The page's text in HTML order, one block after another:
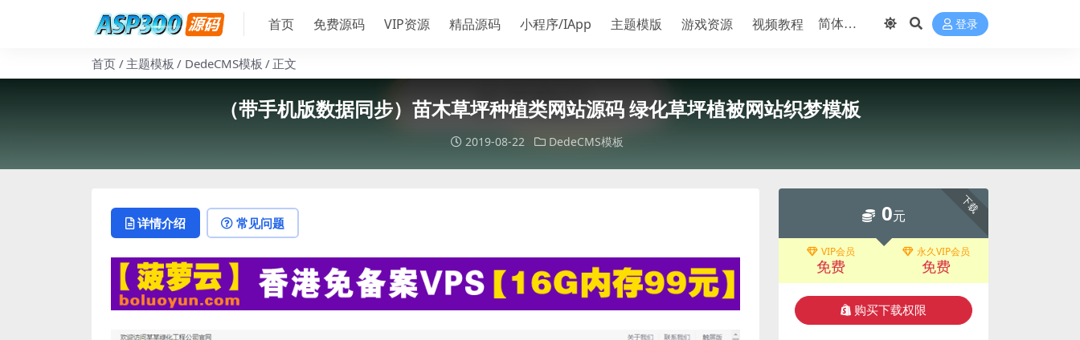
首页 免费源码 VIP资源 精品源码 小程序/IApp 主题模版 游戏资源 视频教程 登录
首页 主题模板 DedeCMS模板 正文
（带手机版数据同步）苗木草坪种植类网站源码 绿化草坪植被网站织梦模板
2019-08-22 DedeCMS模板
详情介绍 常见问题
下载
0元
VIP会员
免费
永久VIP会员
免费
购买下载权限